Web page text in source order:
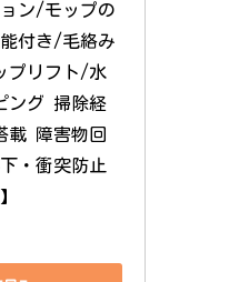
ン/モップの
付き/毛絡み
プリフト/水
ング 掃除経
載 障害物回
・衝突防止